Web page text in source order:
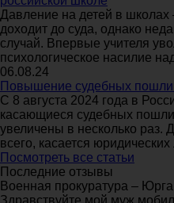
Давление на детей в школах
доходит до суда, однако
случай. Впервые учителя
психологическое насилие
06.08.24
Повышение судебных
С 8 августа 2024 года в
касающиеся судебных
увеличены в несколько раз.
всего, касается
Посмотреть все статьи
Последние отзывы
Военная прокуратура – Юрга
Здравствуйте мой муж